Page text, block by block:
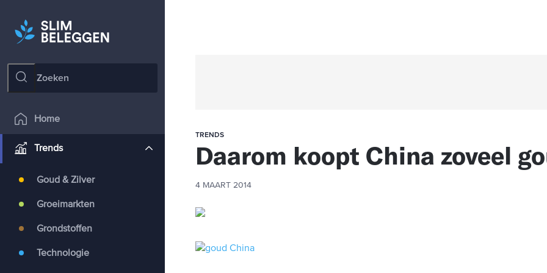
Home
Trends
Goud & Zilver
Groeimarkten
Grondstoffen
Technologie
TRENDS
Daarom koopt China zoveel
4 MAART 2014